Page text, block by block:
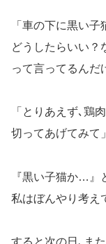
「車の下に黒い子
どうしたらいい？
って言ってるんだ
「とりあえず､鶏
切ってあげてみて
『黒い子猫か…』
私はぼんやり考え